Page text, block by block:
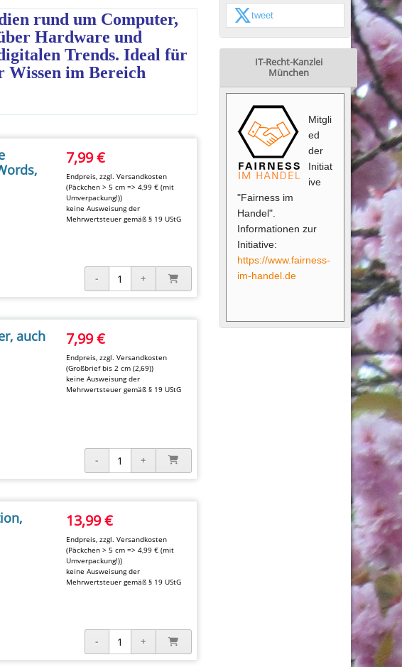
rund um Computer,
Hardware und
Trends. Ideal für
Wissen im Bereich
7,99 €
Endpreis, zzgl.Versandkosten
(Päckchen > 5 cm => 4,99 € (mit
Umverpackung!))
keine Ausweisung der
Mehrwertsteuer gemäß § 19 UStG
auch
7,99 €
Endpreis, zzgl.Versandkosten
(Großbrief bis 2 cm (2,69))
keine Ausweisung der
Mehrwertsteuer gemäß § 19 UStG
13,99 €
Endpreis, zzgl.Versandkosten
(Päckchen > 5 cm => 4,99 € (mit
Umverpackung!))
keine Ausweisung der
Mehrwertsteuer gemäß § 19 UStG
tweet
IT-Recht-Kanzlei
München
Mitgli
ed
der
Initiat
ive
"Fairness im
Handel".
Informationen zur
Initiative:
https://www.fairness-
im-handel.de